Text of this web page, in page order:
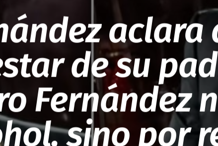
aclara
de su
Fernández
sino por